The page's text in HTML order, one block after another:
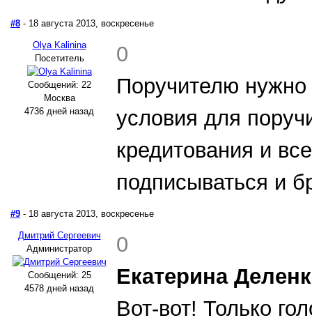
#8 - 18 августа 2013, воскресенье
Olya Kalinina
Посетитель
Сообщений: 22
Москва
4736 дней назад
0
Поручителю нужно
условия для
кредитования и
подписываться и
#9 - 18 августа 2013, воскресенье
Дмитрий Сергеевич
Администратор
Сообщений: 25
4578 дней назад
0
Екатерина
Вот-вот! Только